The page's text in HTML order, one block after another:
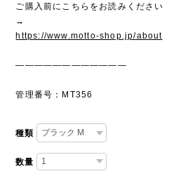
ご購入前にこちらをお読みください
→
https://www.motto-shop.jp/about
————————————
管理番号：MT356
種類
数量